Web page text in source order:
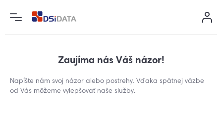
Internet pre firmy
Správa IT
Hlasové služby
Môj Internet
Zaujíma nás Váš názor!
Napíšte nám svoj názor alebo postrehy. Vďaka spätnej väzbe
od Vás môžeme vylepšovať naše služby.